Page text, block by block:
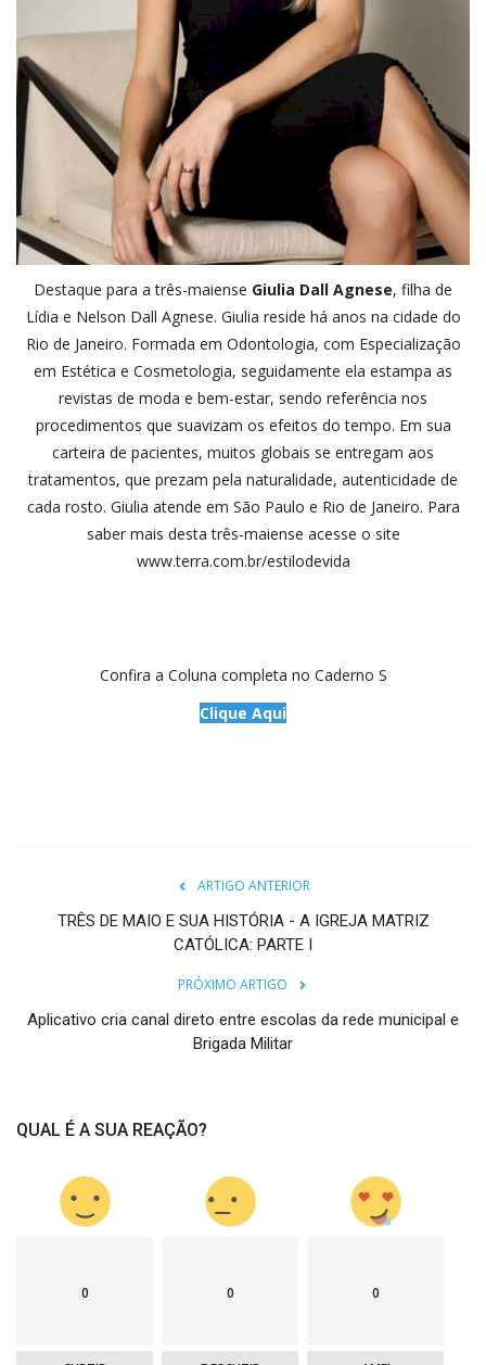
Destaque para a três-maiense Giulia Dall Agnese, filha de
Lídia e Nelson Dall Agnese. Giulia reside há anos na cidade do
Rio de Janeiro. Formada em Odontologia, com Especialização
em Estética e Cosmetologia, seguidamente ela estampa as
revistas de moda e bem-estar, sendo referência nos
procedimentos que suavizam os efeitos do tempo. Em sua
carteira de pacientes, muitos globais se entregam aos
tratamentos, que prezam pela naturalidade, autenticidade de
cada rosto. Giulia atende em São Paulo e Rio de Janeiro. Para
saber mais desta três-maiense acesse o site
www.terra.com.br/estilodevida
Confira a Coluna completa no Caderno S
Clique Aqui
ARTIGO ANTERIOR
TRÊS DE MAIO E SUA HISTÓRIA - A IGREJA MATRIZ
CATÓLICA: PARTE I
PRÓXIMO ARTIGO
Aplicativo cria canal direto entre escolas da rede municipal e
Brigada Militar
QUAL É A SUA REAÇÃO?
0 0 0